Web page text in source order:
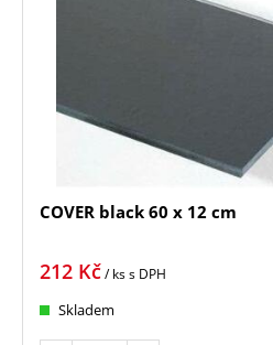
COVER black 60 x 12 cm
212 Kč/ kss DPH
Skladem